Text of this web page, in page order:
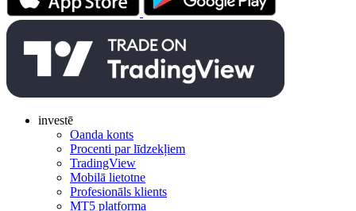
investē
Oanda konts
Procenti par līdzekļiem
TradingView
Mobilā lietotne
Profesionāls klients
MT5 platforma